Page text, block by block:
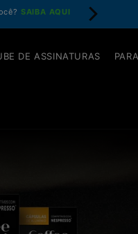
SAIBA AQUI Garanta
DE ASSINATURAS